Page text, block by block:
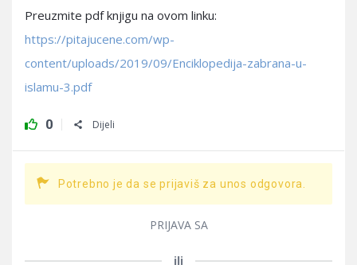
Preuzmite pdf knjigu na ovom linku:
https://pitajucene.com/wp-
content/uploads/2019/09/Enciklopedija-zabrana-u-
islamu-3.pdf
0 Dijeli
Potrebno je da se prijaviš za unos odgovora.
PRIJAVA SA
ili